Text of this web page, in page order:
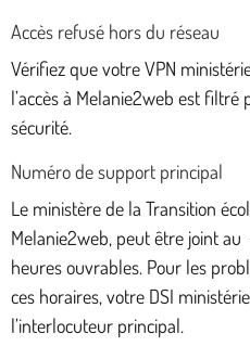
Accès refusé hors du réseau
Vérifiez que votre VPN
l’accès à Melanie2web est
sécurité.
Numéro de support principal
Le ministère de la Transition
Melanie2web, peut être joint au
heures ouvrables. Pour les
ces horaires, votre DSI
l’interlocuteur principal.